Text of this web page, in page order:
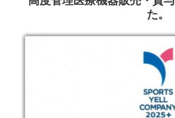
た。